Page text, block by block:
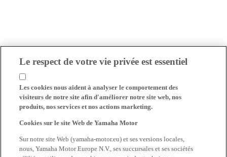
Le respect de votre vie privée est essentiel
Les cookies nous aident à analyser le comportement des
visiteurs de notre site afin d'améliorer notre site web, nos
produits, nos services et nos actions marketing.
Cookies sur le site Web de Yamaha Motor
Sur notre site Web (yamaha-motor.eu) et ses versions locales,
nous, Yamaha Motor Europe N.V., ses succursales et ses sociétés